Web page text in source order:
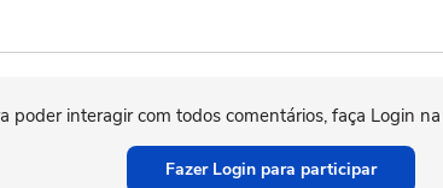
poder interagir com todos comentários, faça Login
Fazer Login para participar